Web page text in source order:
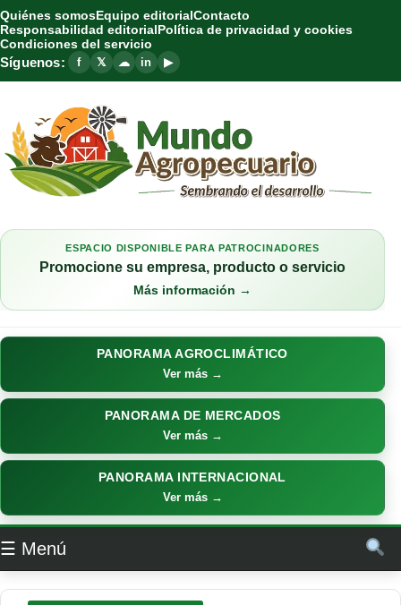
Quiénes somosEquipo editorialContacto
Responsabilidad editorialPolítica de privacidad y cookies
Condiciones del servicio
Síguenos: f 𝕏 ☁ in ▶
ESPACIO DISPONIBLE PARA PATROCINADORES
Promocione su empresa, producto o servicio
Más información →
PANORAMA AGROCLIMÁTICO
Ver más →
PANORAMA DE MERCADOS
Ver más →
PANORAMA INTERNACIONAL
Ver más →
☰ Menú